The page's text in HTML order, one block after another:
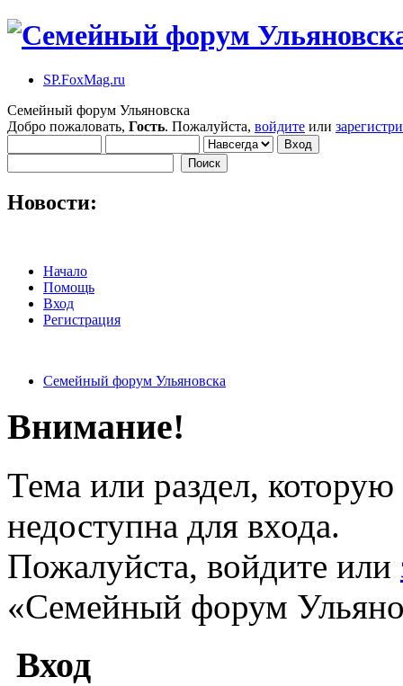
SP.FoxMag.ru
Семейный форум Ульяновска
Добро пожаловать, Гость. Пожалуйста, войдите или
Новости:
Начало
Помощь
Вход
Регистрация
Семейный форум Ульяновска
Внимание!
Тема или раздел,
недоступна для входа.
Пожалуйста, войдите или
«Семейный форум
Вход